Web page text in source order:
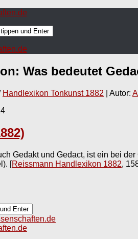
Was bedeutet
Handlexikon Tonkunst 1882 | Autor:
Gedakt und Gedact, ist ein bei
[Reissmann Handlexikon 1882,